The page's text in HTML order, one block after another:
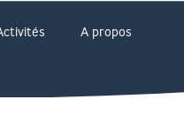
A propos